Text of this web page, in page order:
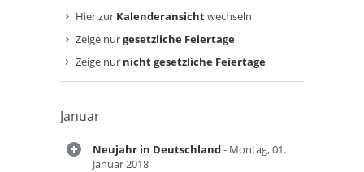
Hier zur Kalenderansichtwechseln
Zeige nurgesetzliche Feiertage
Zeige nur nicht gesetzliche Feiertage
Januar
Neujahr in Deutschland- Montag, 01.
Januar 2018